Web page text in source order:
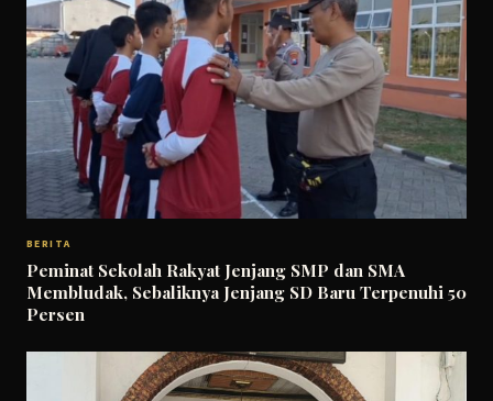
BERITA
Peminat Sekolah Rakyat Jenjang SMP dan SMA
Membludak, Sebaliknya Jenjang SD Baru Terpenuhi 50
Persen